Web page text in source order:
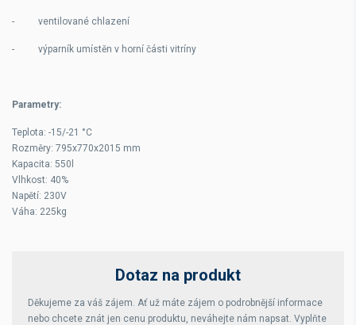
- ventilované chlazení
- výparník umístěn v horní části vitríny
Parametry:
Teplota: -15/-21 °C
Rozměry: 795x770x2015 mm
Kapacita: 550l
Vlhkost: 40%
Napětí: 230V
Váha: 225kg
Dotaz na produkt
Děkujeme za váš zájem. Ať už máte zájem o podrobnější informace
nebo chcete znát jen cenu produktu, neváhejte nám napsat. Vyplňte